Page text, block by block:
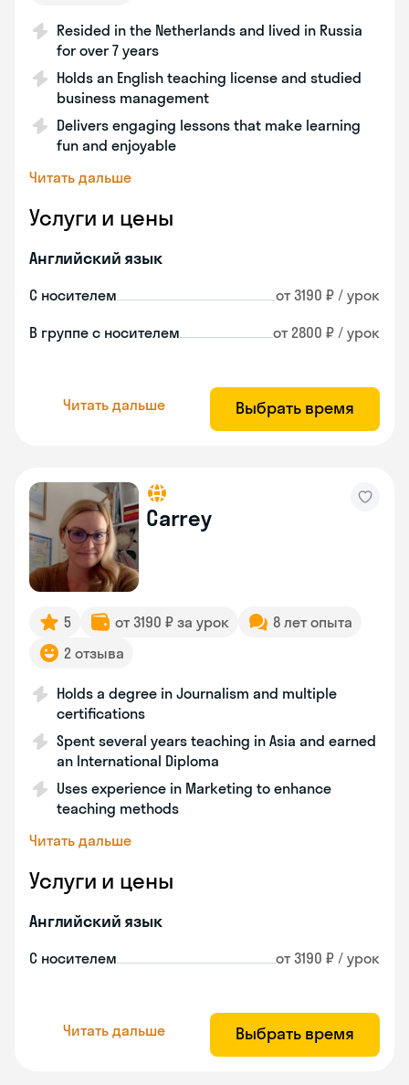
Resided in the Netherlands and lived in Russia
for over 7 years
Holds an English teaching license and studied
business management
Delivers engaging lessons that make learning
fun and enjoyable
Читать дальше
Услуги и цены
Английский язык
С носителем от 3190 ₽ / урок
В группе с носителем от 2800 ₽ / урок
Читать дальше Выбрать время
Carrey
5 от 3190 ₽ за урок
8 лет опыта
2 отзыва
Holds a degree in Journalism and multiple
certifications
Spent several years teaching in Asia and earned
an International Diploma
Uses experience in Marketing to enhance
teaching methods
Читать дальше
Услуги и цены
Английский язык
С носителем от 3190 ₽ / урок
Читать дальше Выбрать время